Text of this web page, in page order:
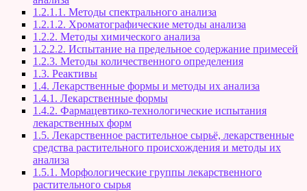
1.2.1.1. Методы спектрального анализа
1.2.1.2. Хроматографические методы анализа
1.2.2. Методы химического анализа
1.2.2.2. Испытание на предельное содержание примесей
1.2.3. Методы количественного определения
1.3. Реактивы
1.4. Лекарственные формы и методы их анализа
1.4.1. Лекарственные формы
1.4.2. Фармацевтико-технологические испытания
лекарственных форм
1.5. Лекарственное растительное сырьё, лекарственные
средства растительного происхождения и методы их
анализа
1.5.1. Морфологические группы лекарственного
растительного сырья